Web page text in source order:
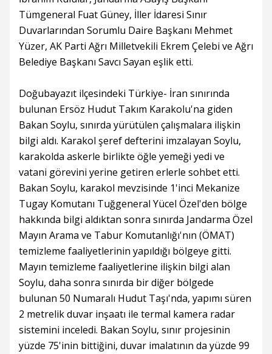
Tümgeneral Fuat Güney, İller İdaresi Sınır
Duvarlarından Sorumlu Daire Başkanı Mehmet
Yüzer, AK Parti Ağrı Milletvekili Ekrem Çelebi ve Ağrı
Belediye Başkanı Savcı Sayan eşlik etti.
Doğubayazıt ilçesindeki Türkiye- İran sınırında
bulunan Ersöz Hudut Takım Karakolu'na giden
Bakan Soylu, sınırda yürütülen çalışmalara ilişkin
bilgi aldı. Karakol şeref defterini imzalayan Soylu,
karakolda askerle birlikte öğle yemeği yedi ve
vatani görevini yerine getiren erlerle sohbet etti.
Bakan Soylu, karakol mevzisinde 1'inci Mekanize
Tugay Komutanı Tuğgeneral Yücel Özel'den bölge
hakkında bilgi aldıktan sonra sınırda Jandarma Özel
Mayın Arama ve Tabur Komutanlığı'nın (ÖMAT)
temizleme faaliyetlerinin yapıldığı bölgeye gitti.
Mayın temizleme faaliyetlerine ilişkin bilgi alan
Soylu, daha sonra sınırda bir diğer bölgede
bulunan 50 Numaralı Hudut Taşı'nda, yapımı süren
2 metrelik duvar inşaatı ile termal kamera radar
sistemini inceledi. Bakan Soylu, sınır projesinin
yüzde 75'inin bittiğini, duvar imalatının da yüzde 99